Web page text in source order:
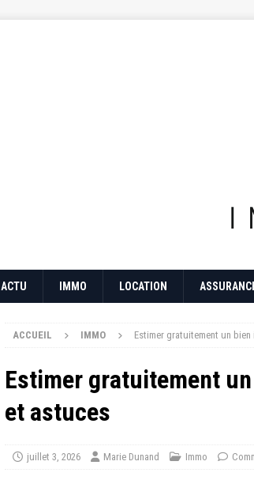
ACTU IMMO LOCATION
ACCUEIL IMMO Estimer gratuitement un
Estimer gratuitement
et astuces
juillet 3, 2026 Marie Dunand Immo